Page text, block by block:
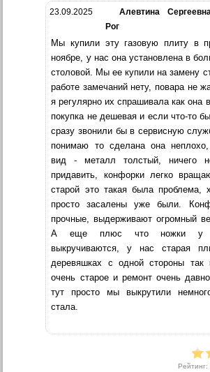
23.09.2025
Алевтина
Рог
Мы купили эту газовую плиту в
ноябре, у нас она установлена в
столовой. Мы ее купили на замену
работе замечаний нету, повара не
я регулярно их спрашивала как она
покупка не дешевая и если что-то
сразу звонили бы в сервисную
понимаю то сделана она
вид - металл толстый, ничего
придавить, конфорки легко
старой это такая была проблема,
просто засалены уже были.
прочные, выдерживают огромный
А еще плюс что ножки у
выкручиваются, у нас старая
деревяшках с одной стороны так
очень старое и ремонт очень
тут просто мы выкрутили
стала.
Рейтинг: